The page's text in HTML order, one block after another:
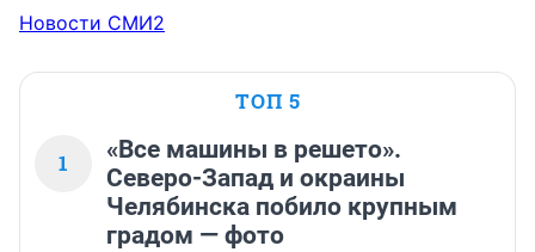
Новости СМИ2
ТОП 5
1
«Все машины в решето».
Северо-Запад и окраины
Челябинска побило крупным
градом — фото